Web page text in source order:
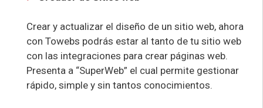
Crear y actualizar el diseño de un sitio web, ahora
con Towebs podrás estar al tanto de tu sitio web
con las integraciones para crear páginas web.
Presenta a “SuperWeb” el cual permite gestionar
rápido, simple y sin tantos conocimientos.